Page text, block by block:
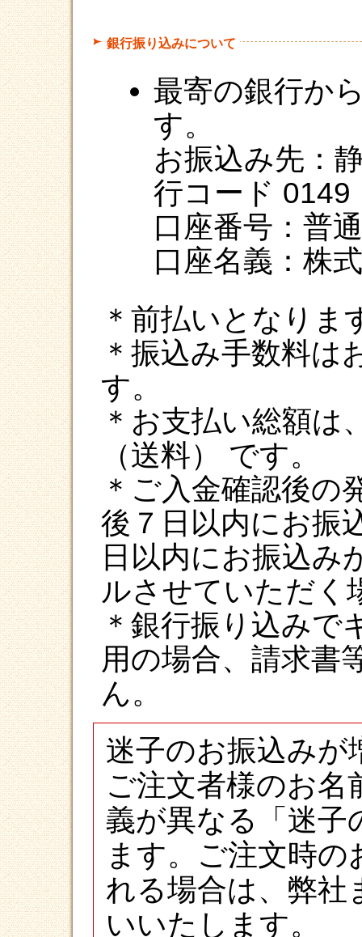
銀行振り込みについて
最寄の銀行か
す。
お振込み先：
行コード
口座番号：普
口座名義：株
＊前払いとなりま
＊振込み手数料は
す。
＊お支払い総額は
（送料） です。
＊ご入金確認後の
後７日以内にお振
日以内にお振込み
ルさせていただく
＊銀行振り込みで
用の場合、請求書
ん。
迷子のお振込みが
ご注文者様のお名
義が異なる「迷子
ます。ご注文時
れる場合は、弊社
いいたします。